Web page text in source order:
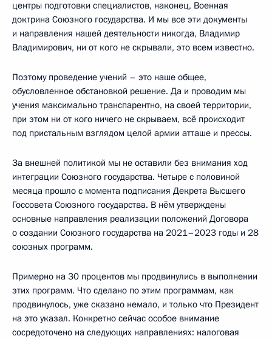
центры подготовки специалистов, наконец, Военная
доктрина Союзного государства. И мы все эти документы
и направления нашей деятельности никогда, Владимир
Владимирович, ни от кого не скрывали, это всем известно.
Поэтому проведение учений – это наше общее,
обусловленное обстановкой решение. Да и проводим мы
учения максимально транспарентно, на своей территории,
при этом ни от кого ничего не скрываем, всё происходит
под пристальным взглядом целой армии атташе и прессы.
За внешней политикой мы не оставили без внимания ход
интеграции Союзного государства. Четыре с половиной
месяца прошло с момента подписания Декрета Высшего
Госсовета Союзного государства. В нём утверждены
основные направления реализации положений Договора
о создании Союзного государства на 2021–2023 годы и 28
союзных программ.
Примерно на 30 процентов мы продвинулись в выполнении
этих программ. Что сделано по этим программам, как
продвинулось, уже сказано немало, и только что Президент
на это указал. Конкретно сейчас особое внимание
сосредоточено на следующих направлениях: налоговая